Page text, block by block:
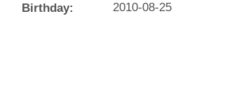
Birthday: 2010-08-25